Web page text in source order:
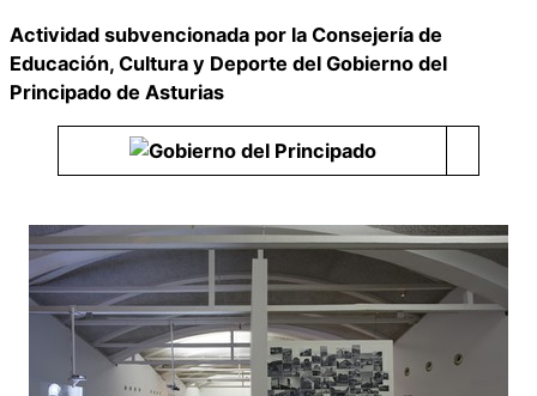
Actividad subvencionada por la Consejería de
Educación, Cultura y Deporte del Gobierno del
Principado de Asturias